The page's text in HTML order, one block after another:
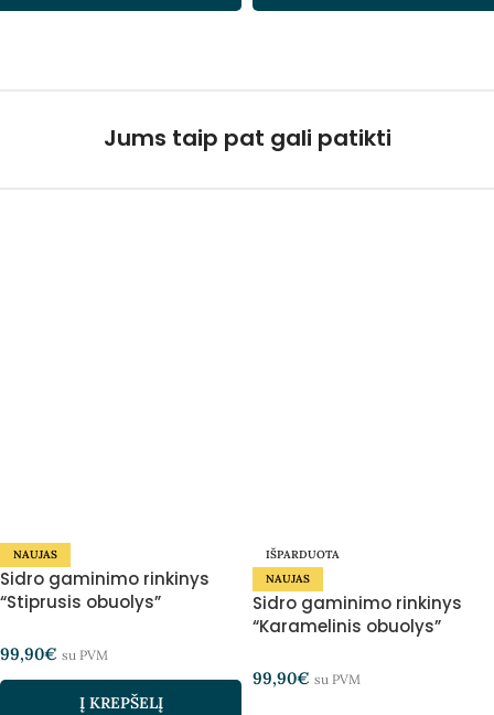
Jums taip pat gali patikti
NAUJAS
Sidro gaminimo rinkinys
“Stiprusis obuolys”
99,90€ su PVM
Į KREPŠELĮ
IŠPARDUOTA
NAUJAS
Sidro gaminimo rinkinys
“Karamelinis obuolys”
99,90€ su PVM